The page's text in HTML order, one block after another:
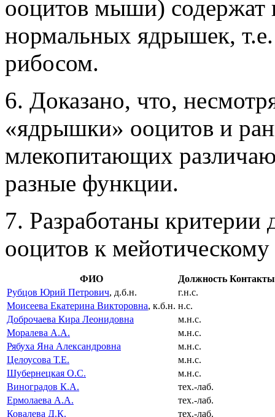
ооцитов мыши) содержат
нормальных ядрышек,
рибосом.
6. Доказано, что,
«ядрышки» ооцитов и
млекопитающих
разные функции.
7. Разработаны критерии
ооцитов к
ФИО Должность Контакты
Рубцов Юрий Петрович, д.б.н.
г.н.с.
Моисеева Екатерина Викторовна, к.б.н. н.с.
Доброчаева Кира Леонидовна
м.н.с.
Моралева А.А.
м.н.с.
Рябуха Яна Александровна
м.н.с.
Целоусова Т.Е.
м.н.с.
Шубернецкая О.С.
м.н.с.
Виноградов К.А.
тех.-лаб.
Ермолаева А.А.
тех.-лаб.
Ковалева Д.К.
тех.-лаб.